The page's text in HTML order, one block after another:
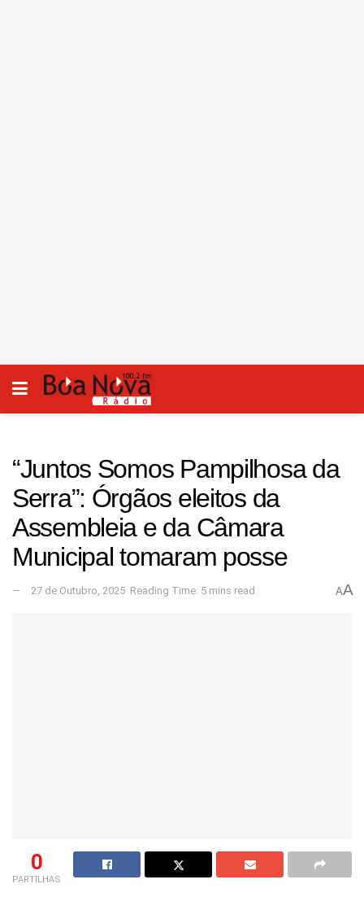
“Juntos Somos Pampilhosa da
Serra”: Órgãos eleitos da
Assembleia e da Câmara
Municipal tomaram posse
27 de Outubro, 2025 Reading Time: 5 mins read AA
0
PARTILHAS